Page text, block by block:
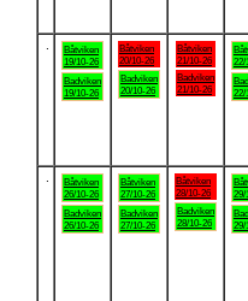
Båtviken
19/10-26
Badviken
19/10-26
Båtviken
20/10-26
Badviken
20/10-26
Båtviken
21/10-26
Badviken
21/10-26
22/
22/
Båtviken
26/10-26
Badviken
26/10-26
Båtviken
27/10-26
Badviken
27/10-26
Båtviken
28/10-26
Badviken
28/10-26
29/
29/